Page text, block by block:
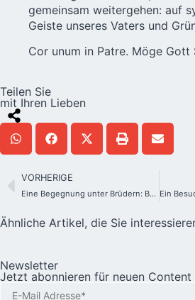
gemeinsam weitergehen: auf
Geiste unseres Vaters und
Cor unum in Patre. Möge Gott
Teilen Sie
mit Ihren Lieben
VORHERIGE
Eine Begegnung unter Brüdern: Besuch im pallottinischen Mutterhaus
Ähnliche Artikel, die Sie
Newsletter
Jetzt abonnieren für neuen Content